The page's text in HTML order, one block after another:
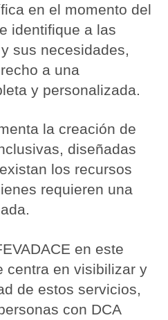
en el momento del
identifique a las
sus necesidades,
a una
y personalizada.
la creación de
diseñadas
los recursos
requieren una
en este
centra en visibilizar y
de estos servicios,
con DCA